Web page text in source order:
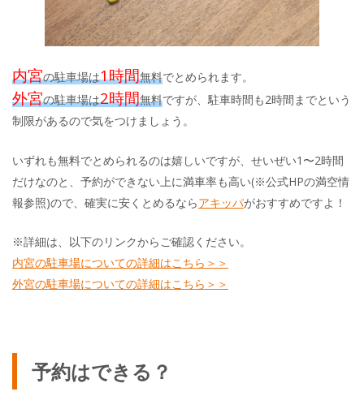
内宮の駐車場は1時間無料でとめられます。
外宮の駐車場は2時間無料ですが、駐車時間も2時間までという
制限があるので気をつけましょう。
いずれも無料でとめられるのは嬉しいですが、せいぜい1〜2時間
だけなのと、予約ができない上に満車率も高い(※公式HPの満空情
報参照)ので、確実に安くとめるならアキッパがおすすめですよ！
※詳細は、以下のリンクからご確認ください。
内宮の駐車場についての詳細はこちら＞＞
外宮の駐車場についての詳細はこちら＞＞
予約はできる？